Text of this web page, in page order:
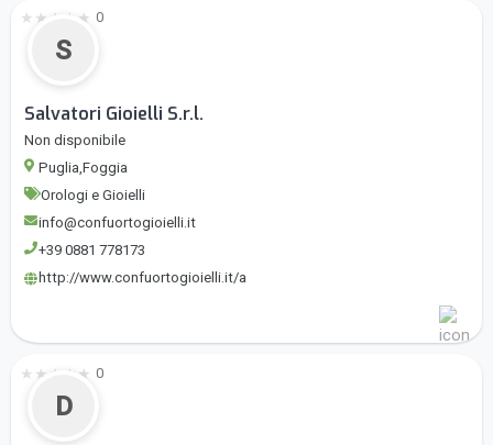
S
★ ★ ★ ★ ★ 0
Salvatori Gioielli S.r.l.
Non disponibile
Puglia,Foggia
Orologi e Gioielli
info@confuortogioielli.it
+39 0881 778173
http://www.confuortogioielli.it/a
D
★ ★ ★ ★ ★ 0